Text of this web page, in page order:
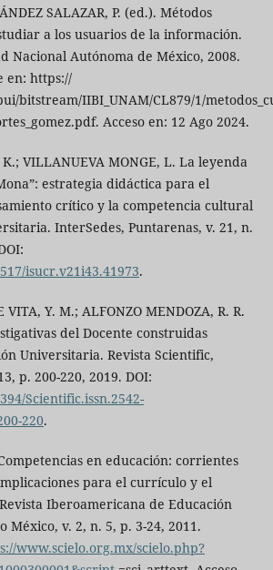
SALAZAR, P. (ed.). Métodos
a los usuarios de la información.
Nacional Autónoma de México, 2008.
en: https://
bitstream/IIBI_UNAM/CL879/1/
Acceso en: 12 Ago 2024.
K.; VILLANUEVA MONGE, L. La leyenda
estrategia didáctica para el
crítico y la competencia cultural
InterSedes, Puntarenas, v. 21, n.
isucr.v21i43.41973.
VITA, Y. M.; ALFONZO MENDOZA, R. R.
del Docente construidas
Universitaria. Revista Scientific,
p. 200-220, 2019. DOI:
Scientific.issn.2542-
220.
en educación: corrientes
para el currículo y el
Iberoamericana de Educación
México, v. 2, n. 5, p. 3-24, 2011.
www.scielo.org.mx/scielo.php?